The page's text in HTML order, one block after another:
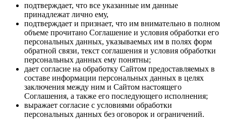
подтверждает, что все указанные им данные
принадлежат лично ему,
подтверждает и признает, что им внимательно в полном
объеме прочитано Соглашение и условия обработки его
персональных данных, указываемых им в полях форм
обратной связи, текст соглашения и условия обработки
персональных данных ему понятны;
дает согласие на обработку Сайтом предоставляемых в
составе информации персональных данных в целях
заключения между ним и Сайтом настоящего
Соглашения, а также его последующего исполнения;
выражает согласие с условиями обработки
персональных данных без оговорок и ограничений.